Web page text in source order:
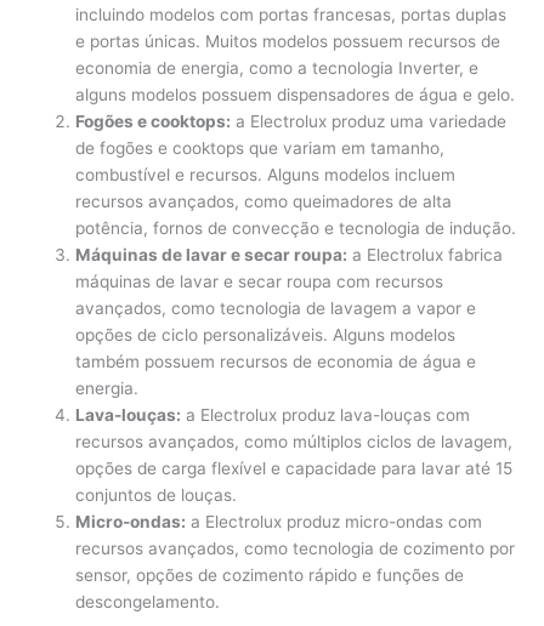
incluindo modelos com portas francesas, portas duplas
e portas únicas. Muitos modelos possuem recursos de
economia de energia, como a tecnologia Inverter, e
alguns modelos possuem dispensadores de água e gelo.
Fogões e cooktops: a Electrolux produz uma variedade
de fogões e cooktops que variam em tamanho,
combustível e recursos. Alguns modelos incluem
recursos avançados, como queimadores de alta
potência, fornos de convecção e tecnologia de indução.
Máquinas de lavar e secar roupa: a Electrolux fabrica
máquinas de lavar e secar roupa com recursos
avançados, como tecnologia de lavagem a vapor e
opções de ciclo personalizáveis. Alguns modelos
também possuem recursos de economia de água e
energia.
Lava-louças: a Electrolux produz lava-louças com
recursos avançados, como múltiplos ciclos de lavagem,
opções de carga flexível e capacidade para lavar até 15
conjuntos de louças.
Micro-ondas: a Electrolux produz micro-ondas com
recursos avançados, como tecnologia de cozimento por
sensor, opções de cozimento rápido e funções de
descongelamento.